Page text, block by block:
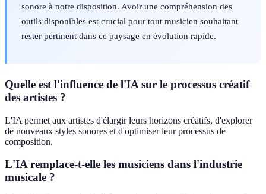
sonore à notre disposition. Avoir une compréhension des
outils disponibles est crucial pour tout musicien souhaitant
rester pertinent dans ce paysage en évolution rapide.
Quelle est l'influence de l'IA sur le processus créatif
des artistes ?
L'IA permet aux artistes d'élargir leurs horizons créatifs, d'explorer
de nouveaux styles sonores et d'optimiser leur processus de
composition.
L'IA remplace-t-elle les musiciens dans l'industrie
musicale ?